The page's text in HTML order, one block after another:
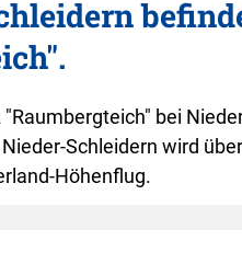
bei
Schleidern wird
Höhenflug.